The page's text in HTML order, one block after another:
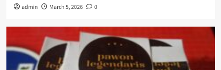
admin March 5, 2026 0